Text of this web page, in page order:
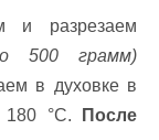
и разрезаем
500 грамм)
в духовке в
180 °С.
После